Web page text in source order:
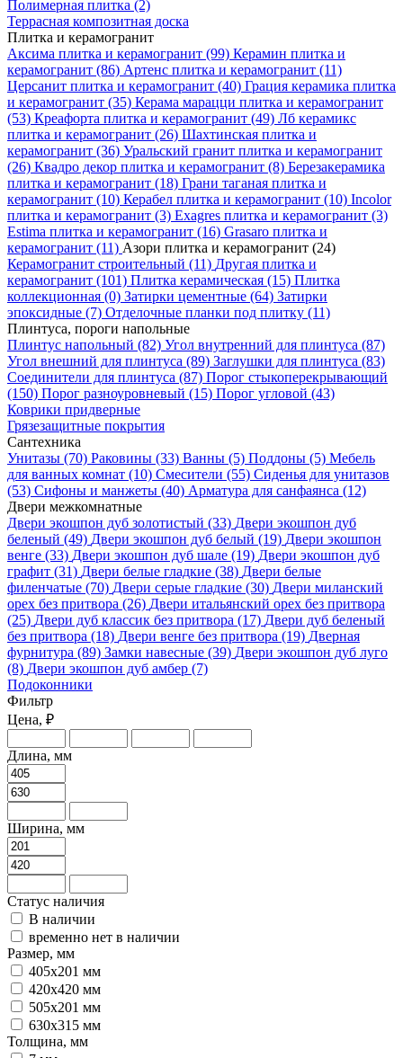
Полимерная плитка (2)
Террасная композитная доска
Плитка и керамогранит
Аксима плитка и керамогранит (99) Керамин плитка и
керамогранит (86) Артенс плитка и керамогранит (11)
Церсанит плитка и керамогранит (40) Грация керамика плитка
и керамогранит (35) Керама марацци плитка и керамогранит
(53) Креафорта плитка и керамогранит (49) Лб керамикс
плитка и керамогранит (26) Шахтинская плитка и
керамогранит (36) Уральский гранит плитка и керамогранит
(26) Квадро декор плитка и керамогранит (8) Березакерамика
плитка и керамогранит (18) Грани таганая плитка и
керамогранит (10) Керабел плитка и керамогранит (10) Incolor
плитка и керамогранит (3) Exagres плитка и керамогранит (3)
Estima плитка и керамогранит (16) Grasaro плитка и
керамогранит (11) Азори плитка и керамогранит (24)
Керамогранит строительный (11) Другая плитка и
керамогранит (101) Плитка керамическая (15) Плитка
коллекционная (0) Затирки цементные (64) Затирки
эпоксидные (7) Отделочные планки под плитку (11)
Плинтуса, пороги напольные
Плинтус напольный (82) Угол внутренний для плинтуса (87)
Угол внешний для плинтуса (89) Заглушки для плинтуса (83)
Соединители для плинтуса (87) Порог стыкоперекрывающий
(150) Порог разноуровневый (15) Порог угловой (43)
Коврики придверные
Грязезащитные покрытия
Сантехника
Унитазы (70) Раковины (33) Ванны (5) Поддоны (5) Мебель
для ванных комнат (10) Смесители (55) Сиденья для унитазов
(53) Сифоны и манжеты (40) Арматура для санфаянса (12)
Двери межкомнатные
Двери экошпон дуб золотистый (33) Двери экошпон дуб
беленый (49) Двери экошпон дуб белый (19) Двери экошпон
венге (33) Двери экошпон дуб шале (19) Двери экошпон дуб
графит (31) Двери белые гладкие (38) Двери белые
филенчатые (70) Двери серые гладкие (30) Двери миланский
орех без притвора (26) Двери итальянский орех без притвора
(25) Двери дуб классик без притвора (17) Двери дуб беленый
без притвора (18) Двери венге без притвора (19) Дверная
фурнитура (89) Замки навесные (39) Двери экошпон дуб луго
(8) Двери экошпон дуб амбер (7)
Подоконники
Фильтр
Цена, ₽
Длина, мм
Ширина, мм
Статус наличия
В наличии
временно нет в наличии
Размер, мм
405х201 мм
420х420 мм
505х201 мм
630х315 мм
Толщина, мм